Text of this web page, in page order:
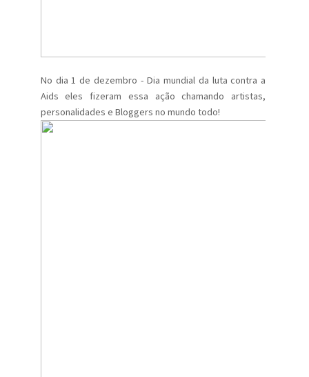
No dia 1 de dezembro - Dia mundial da luta contra a
Aids eles fizeram essa ação chamando artistas,
personalidades e Bloggers no mundo todo!